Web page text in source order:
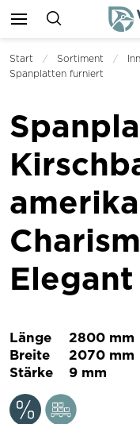
Start Sortiment
Spanplatten furniert
Elegant
Länge
2800 mm
Breite
2070 mm
Stärke
9 mm